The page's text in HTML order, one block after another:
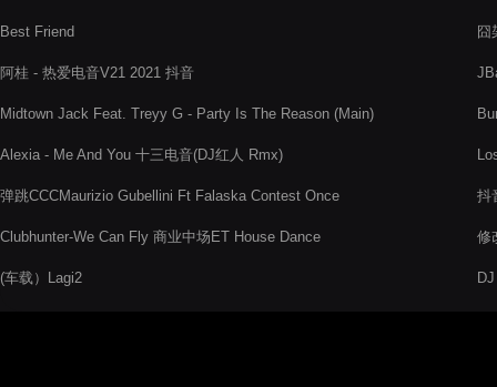
Best Friend
阿桂 - 热爱电音V21 2021 抖音
Midtown Jack Feat. Treyy G - Party Is The Reason (Main)
Alexia - Me And You 十三电音(DJ红人 Rmx)
弹跳CCCMaurizio Gubellini Ft Falaska Contest Once
Clubhunter-We Can Fly 商业中场ET House Dance
(车载）Lagi2
囧
抖
修